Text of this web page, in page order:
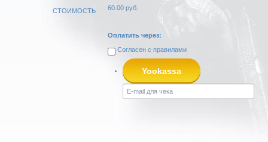
СТОИМОСТЬ 60.00 руб.
Оплатить через:
Согласен с правилами
Yookassa